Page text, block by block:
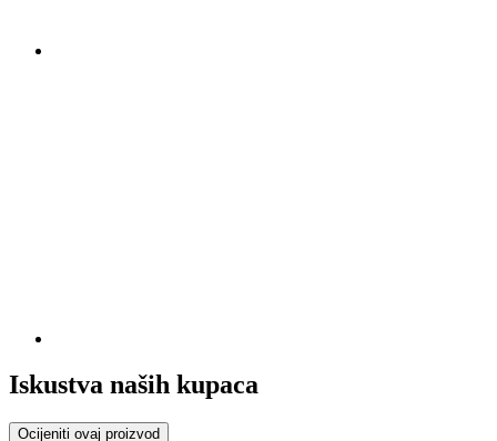
Iskustva naših kupaca
Ocijeniti ovaj proizvod